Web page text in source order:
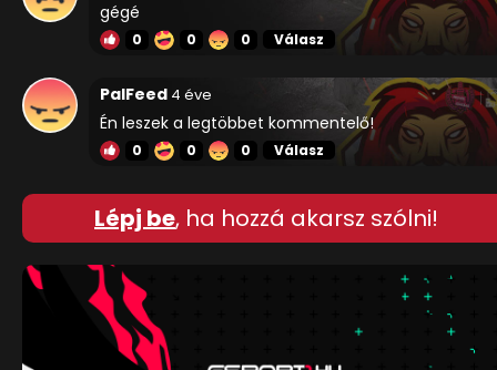
gégé
0 0 0 Válasz
PalFeed 4 éve
Én leszek a legtöbbet kommentelő!
0 0 0 Válasz
Lépj be, ha hozzá akarsz szólni!